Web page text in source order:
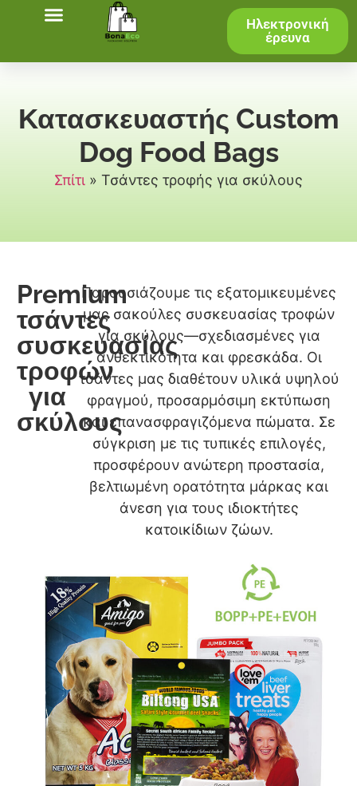
Ηλεκτρονική
έρευνα
Κατασκευαστής Custom
Dog Food Bags
Σπίτι » Τσάντες τροφής για σκύλους
Premium
τσάντες
συσκευασίας
τροφών
για
σκύλους
Παρουσιάζουμε τις εξατομικευμένες
μας σακούλες συσκευασίας τροφών
για σκύλους—σχεδιασμένες για
ανθεκτικότητα και φρεσκάδα. Οι
τσάντες μας διαθέτουν υλικά υψηλού
φραγμού, προσαρμόσιμη εκτύπωση
και επανασφραγιζόμενα πώματα. Σε
σύγκριση με τις τυπικές επιλογές,
προσφέρουν ανώτερη προστασία,
βελτιωμένη ορατότητα μάρκας και
άνεση για τους ιδιοκτήτες
κατοικίδιων ζώων.